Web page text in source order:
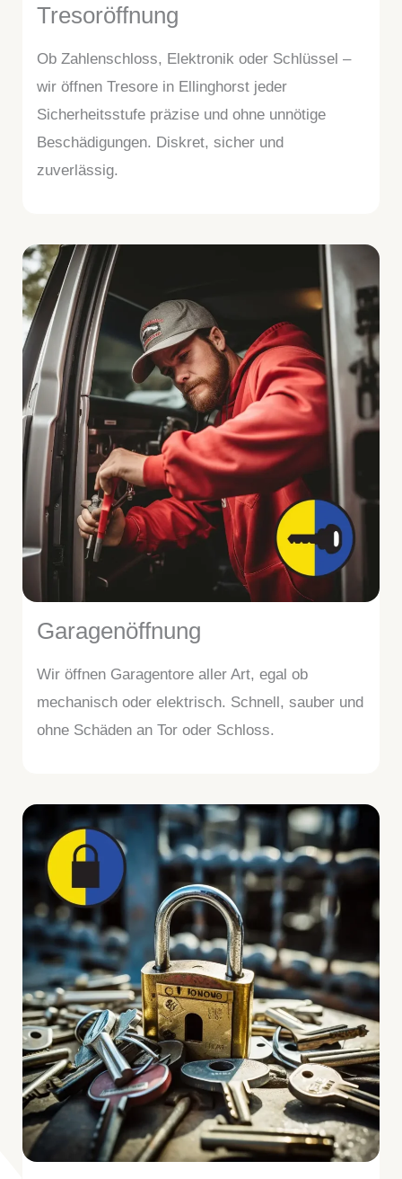
Tresoröffnung
Ob Zahlenschloss, Elektronik oder Schlüssel –
wir öffnen Tresore in Ellinghorst jeder
Sicherheitsstufe präzise und ohne unnötige
Beschädigungen. Diskret, sicher und
zuverlässig.
Garagenöffnung
Wir öffnen Garagentore aller Art, egal ob
mechanisch oder elektrisch. Schnell, sauber und
ohne Schäden an Tor oder Schloss.